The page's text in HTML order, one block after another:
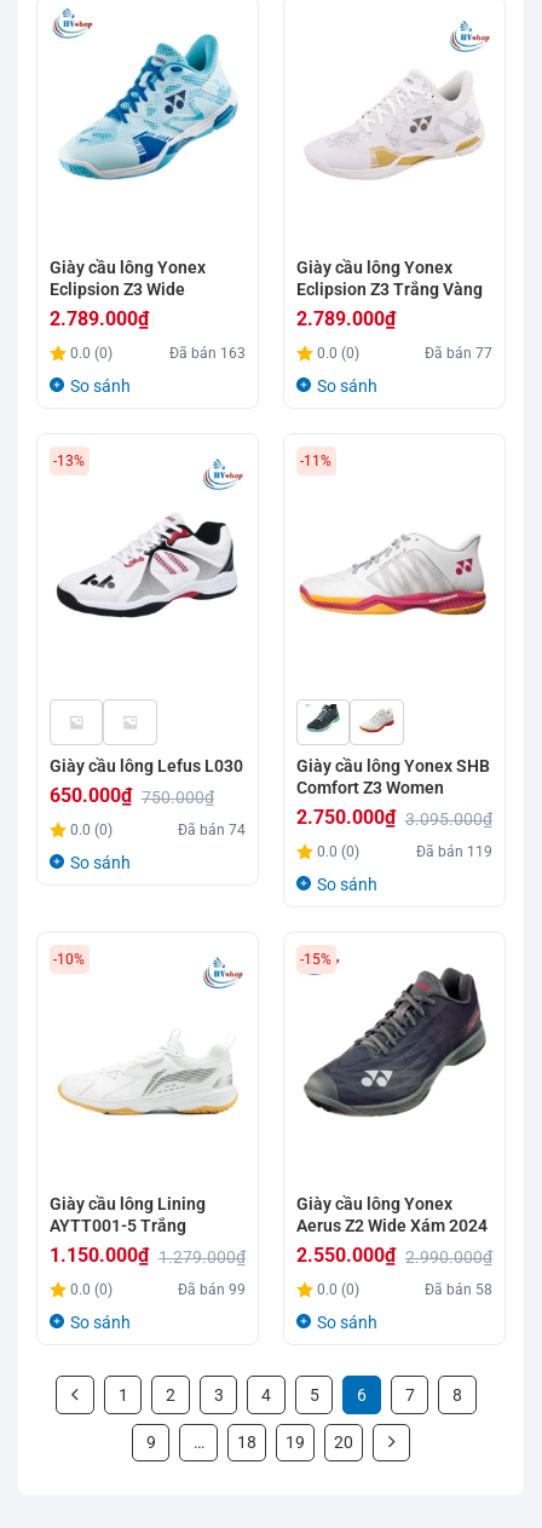
2.450.000₫.
Giày cầu lông Yonex
Eclipsion Z3 Wide
2.789.000₫
0.0 (0) Đã bán 163
So sánh
Giày cầu lông Yonex
Eclipsion Z3 Trắng Vàng
2.789.000₫
0.0 (0) Đã bán77
So sánh
-13%
Giày cầu lông Lefus L030
750.000₫
Giá
gốc
650.000₫
Giá
hiện
650.000₫.
0.0 (0) Đã bán74
So sánh
-11%
Giày cầu lông Yonex SHB
Comfort Z3 Women
3.095.000₫
Giá
gốc
2.750.000₫
Giá
hiện
2.750.000₫.
0.0 (0) Đã bán 119
So sánh
-10%
Giày cầu lông Lining
AYTT001-5 Trắng
1.279.000₫
Giá
gốc
1.279.000₫.
1.150.000₫
Giá
hiện
là:
1.150.000₫.
0.0 (0) Đã bán99
So sánh
-15%
Giày cầu lông Yonex
Aerus Z2 Wide Xám 2024
2.990.000₫
Giá
gốc
2.990.000₫.
2.550.000₫
Giá
hiện
là:
2.550.000₫.
0.0 (0) Đã bán 58
So sánh
1 2 3 4 5 6 7 8
9 … 18 19 20